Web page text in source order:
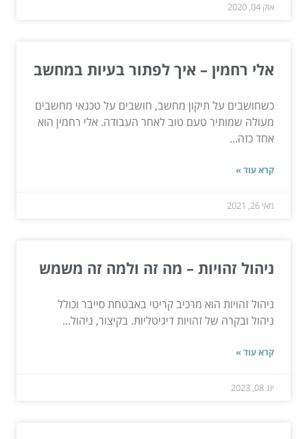
אוק 04, 2020
אלי רחמין – איך לפתור בעיות במחשב
כשחושבים על תיקון מחשב, חושבים על טכנאי מחשבים
מעולה שמותיר טעם טוב לאחר העבודה. אלי רחמין הוא
אחד כזה...
קרא עוד »
מאי 26, 2021
ניהול זהויות – מה זה ולמה זה משמש
ניהול זהויות הוא מרכיב קריטי באבטחת סייבר וכולל
ניהול ובקרה של זהויות דיגיטליות. בקיצור, ניהול...
קרא עוד »
יונ 08, 2023